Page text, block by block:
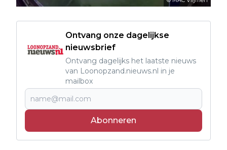
Ontvang onze dagelijkse
nieuwsbrief
Ontvang dagelijks het laatste nieuws
van Loonopzand.nieuws.nl in je
mailbox
Abonneren